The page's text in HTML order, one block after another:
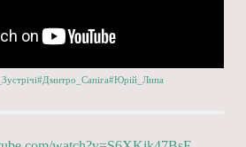
#Дмитро_Сапіга#Юрій_Липа